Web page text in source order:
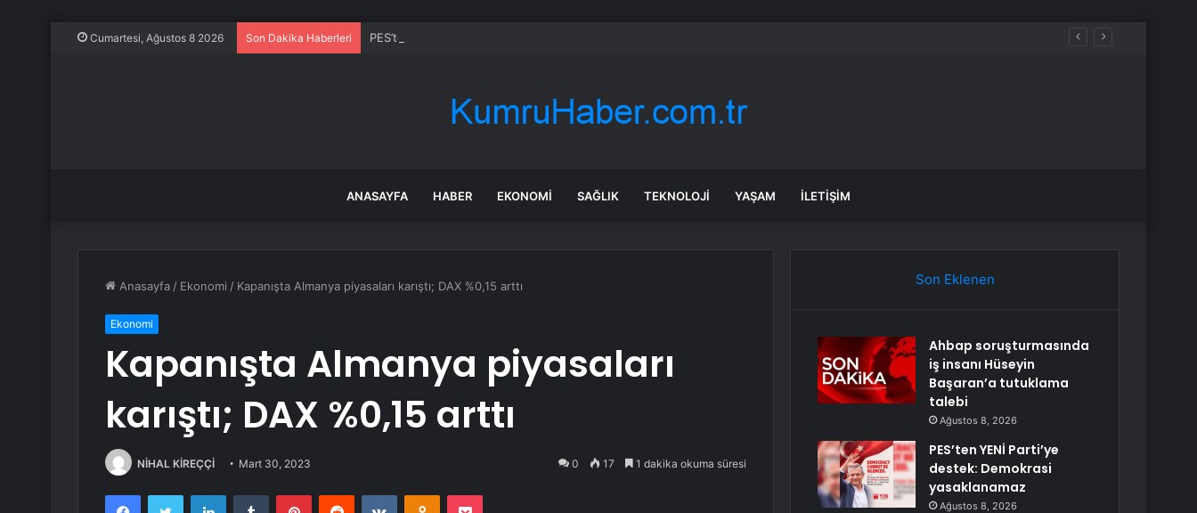
Cumartesi, Ağustos 8 2026 Son Dakika Haberleri PES’ten YENİ Parti’ye destek: Demokrasi yasaklanamaz
ANASAYFA HABER EKONOMI SAĞLIK TEKNOLOJI YAŞAM İLETIŞIM
Anasayfa / Ekonomi / Kapanışta Almanya piyasaları karıştı; DAX %0,15 arttı
Ekonomi
Kapanışta Almanya piyasaları
karıştı; DAX %0,15 arttı
NİHAL KİREÇÇİ Mart 30, 2023 0 17 1 dakika okuma süresi
FacebookTwitter LinkedInTumblr PinterestReddit VKontakteOdnoklassniki
Pocket
Son Eklenen
Ahbap soruşturmasında
iş insanı Hüseyin
Başaran’a tutuklama
talebi
Ağustos 8, 2026
PES’ten YENİ Parti’ye
destek: Demokrasi
yasaklanamaz
Ağustos 8, 2026